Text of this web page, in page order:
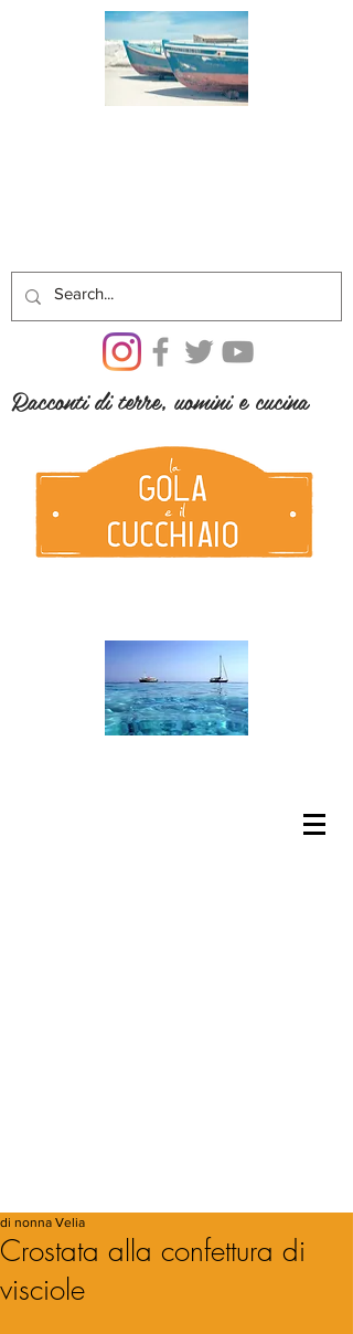
Racconti di terre, uomini e cucina
Crostata alla confettura di
visciole
di nonna Velia